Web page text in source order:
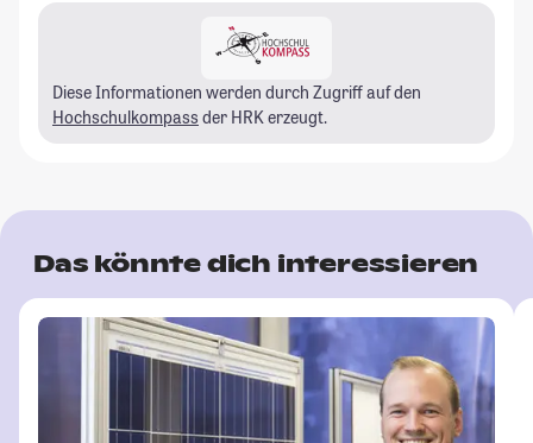
Diese Informationen werden durch Zugriff auf den
Hochschulkompass der HRK erzeugt.
Das könnte dich interessieren